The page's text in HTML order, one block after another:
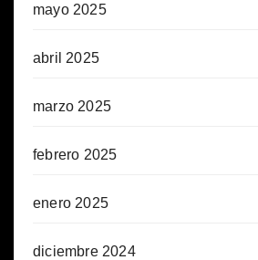
mayo 2025
abril 2025
marzo 2025
febrero 2025
enero 2025
diciembre 2024